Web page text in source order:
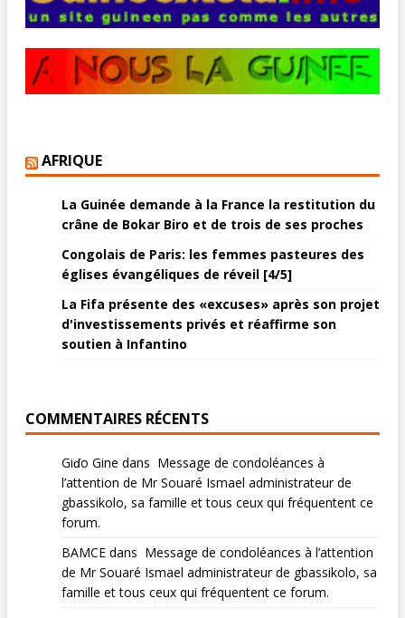
AFRIQUE
La Guinée demande à la France la restitution du
crâne de Bokar Biro et de trois de ses proches
Congolais de Paris: les femmes pasteures des
églises évangéliques de réveil [4/5]
La Fifa présente des «excuses» après son projet
d'investissements privés et réaffirme son
soutien à Infantino
COMMENTAIRES RÉCENTS
Giɗo Gine dans Message de condoléances à
l’attention de Mr Souaré Ismael administrateur de
gbassikolo, sa famille et tous ceux qui fréquentent ce
forum.
BAMCE dans Message de condoléances à l’attention
de Mr Souaré Ismael administrateur de gbassikolo, sa
famille et tous ceux qui fréquentent ce forum.